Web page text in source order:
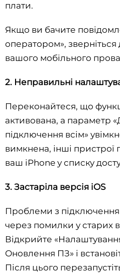
плати.
Якщо ви бачите
оператором»,
вашого мобільного
2. Неправильні
Переконайтеся, що
активована, а параметр
підключення всім»
вимкнена, інші пристрої
ваш iPhone у списку
3. Застаріла версія iOS
Проблеми з
через помилки у старих
Відкрийте
Оновлення ПЗ» і
Після цього